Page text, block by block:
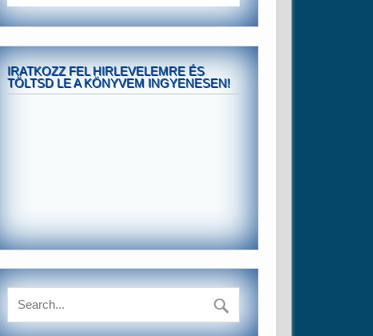
IRATKOZZ FEL HIRLEVELEMRE ÉS
TÖLTSD LE A KÖNYVEM INGYENESEN!